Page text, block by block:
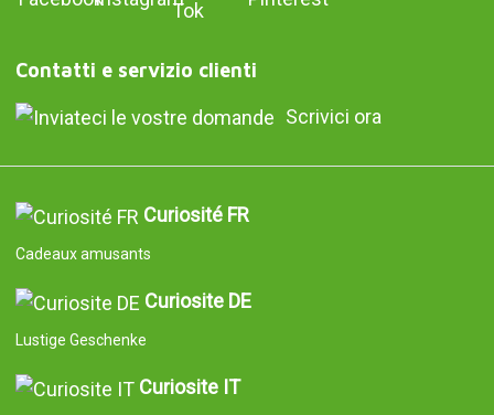
Contatti e servizio clienti
Scrivici ora
Curiosité FR
Cadeaux amusants
Curiosite DE
Lustige Geschenke
Curiosite IT